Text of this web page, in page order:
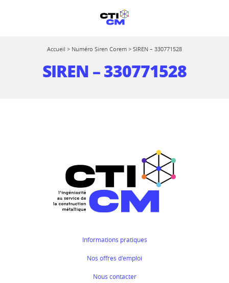
Accueil > Numéro Siren Corem > SIREN – 330771528
SIREN – 330771528
Informations pratiques
Nos offres d'emploi
Nous contacter